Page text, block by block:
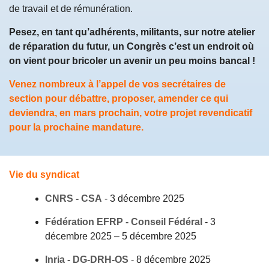
de travail et de rémunération.
Pesez, en tant qu’adhérents, militants, sur notre atelier
de réparation du futur, un Congrès c’est un endroit où
on vient pour bricoler un avenir un peu moins bancal !
Venez nombreux à l’appel de vos secrétaires de
section pour débattre, proposer, amender ce qui
deviendra, en mars prochain, votre projet revendicatif
pour la prochaine mandature.
Vie du syndicat
CNRS - CSA - 3 décembre 2025
Fédération EFRP - Conseil Fédéral - 3
décembre 2025 – 5 décembre 2025
Inria - DG-DRH-OS - 8 décembre 2025